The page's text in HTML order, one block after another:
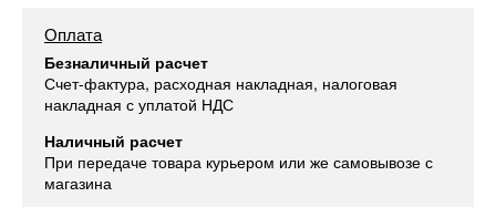
Оплата
Безналичный расчет
Счет-фактура, расходная накладная, налоговая
накладная с уплатой НДС
Наличный расчет
При передаче товара курьером или же самовывозе с
магазина